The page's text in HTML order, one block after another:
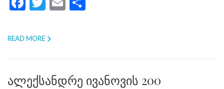
READ MORE
ალექსანდრე ივანოვის 200